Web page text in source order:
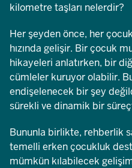
kilometre taşları nelerdir?
Her şeyden önce, her
hızında gelişir. Bir çocuk
hikayeleri anlatırken, bir
cümleler kuruyor olabilir.
endişelenecek bir şey
sürekli ve dinamik bir
Bununla birlikte, rehberlik
temelli erken çocukluk
mümkün kılabilecek